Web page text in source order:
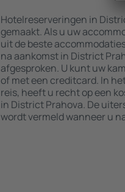
Hotelreserveringen in
gemaakt. Als u uw
uit de beste
na aankomst in District
afgesproken. U kunt uw
of met een creditcard. In
reis, heeft u recht op een
in District Prahova. De
wordt vermeld wanneer u